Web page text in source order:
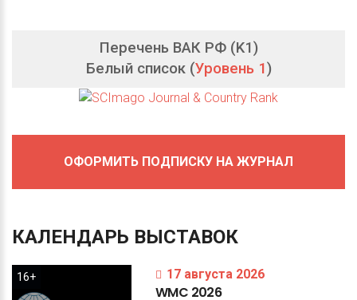
Перечень ВАК РФ (K1)
Белый список (Уровень 1)
ОФОРМИТЬ ПОДПИСКУ НА ЖУРНАЛ
КАЛЕНДАРЬ ВЫСТАВОК
16+ 17 августа 2026
WMC 2026